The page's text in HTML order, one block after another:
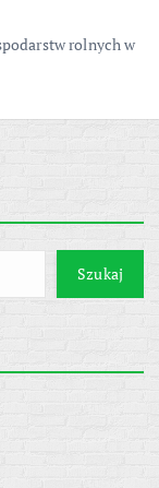
rolnych w
Szukaj